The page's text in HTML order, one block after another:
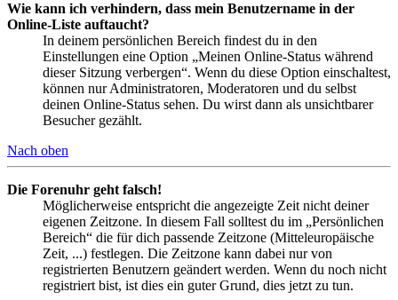
Wie kann ich verhindern, dass mein Benutzername in der
Online-Liste auftaucht?
In deinem persönlichen Bereich findest du in den
Einstellungen eine Option „Meinen Online-Status während
dieser Sitzung verbergen“. Wenn du diese Option einschaltest,
können nur Administratoren, Moderatoren und du selbst
deinen Online-Status sehen. Du wirst dann als unsichtbarer
Besucher gezählt.
Nach oben
Die Forenuhr geht falsch!
Möglicherweise entspricht die angezeigte Zeit nicht deiner
eigenen Zeitzone. In diesem Fall solltest du im „Persönlichen
Bereich“ die für dich passende Zeitzone (Mitteleuropäische
Zeit, ...) festlegen. Die Zeitzone kann dabei nur von
registrierten Benutzern geändert werden. Wenn du noch nicht
registriert bist, ist dies ein guter Grund, dies jetzt zu tun.